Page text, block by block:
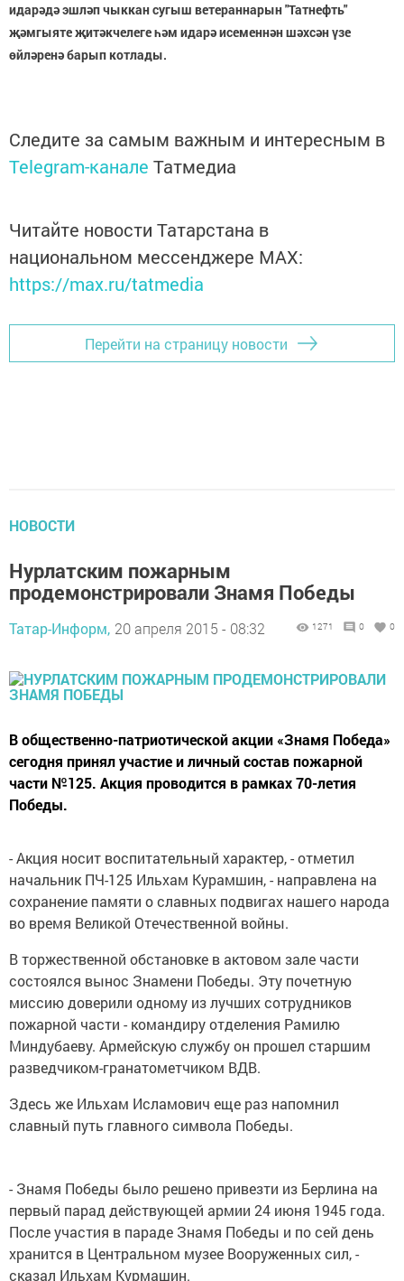
идарәдә эшләп чыккан сугыш ветераннарын "Татнефть"
җәмгыяте җитәкчелеге һәм идарә исеменнән шәхсән үзе
өйләренә барып котлады.
Следите за самым важным и интересным в
Telegram-канале Татмедиа
Читайте новости Татарстана в
национальном мессенджере MАХ:
https://max.ru/tatmedia
Перейти на страницу новости
НОВОСТИ
Нурлатским пожарным
продемонстрировали Знамя Победы
Татар-Информ, 20 апреля 2015 - 08:32 1271 0 0
В общественно-патриотической акции «Знамя Победа»
сегодня принял участие и личный состав пожарной
части №125. Акция проводится в рамках 70-летия
Победы.
- Акция носит воспитательный характер, - отметил
начальник ПЧ-125 Ильхам Курамшин, - направлена на
сохранение памяти о славных подвигах нашего народа
во время Великой Отечественной войны.
В торжественной обстановке в актовом зале части
состоялся вынос Знамени Победы. Эту почетную
миссию доверили одному из лучших сотрудников
пожарной части - командиру отделения Рамилю
Миндубаеву. Армейскую службу он прошел старшим
разведчиком-гранатометчиком ВДВ.
Здесь же Ильхам Исламович еще раз напомнил
славный путь главного символа Победы.
- Знамя Победы было решено привезти из Берлина на
первый парад действующей армии 24 июня 1945 года.
После участия в параде Знамя Победы и по сей день
хранится в Центральном музее Вооруженных сил, -
сказал Ильхам Курмашин.